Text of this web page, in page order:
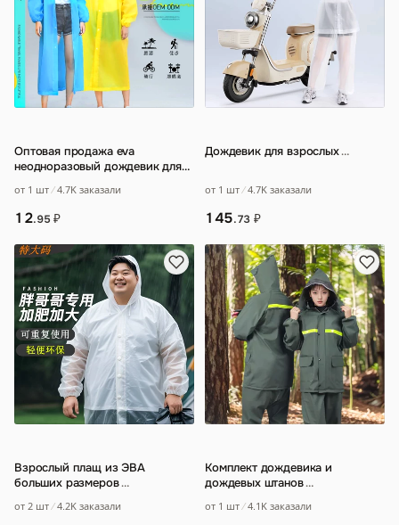
Оптовая продажа eva
неодноразовый дождевик для
туризм портатив…
от 1 шт 4.7K заказали
12.95 ₽
Дождевик для взрослых…
от 1 шт 4.7K заказали
145.73 ₽
Взрослый плащ из ЭВА
больших размеров…
от 2 шт 4.2K заказали
Комплект дождевика и
дождевых штанов…
от 1 шт 4.1K заказали